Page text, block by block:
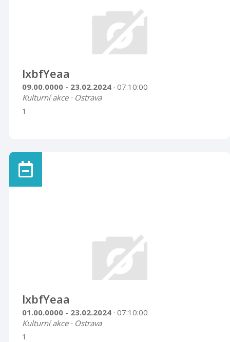
lxbfYeaa
09.00.0000 - 23.02.2024 · 07:10:00
Kulturní akce · Ostrava
1
lxbfYeaa
01.00.0000 - 23.02.2024 · 07:10:00
Kulturní akce · Ostrava
1